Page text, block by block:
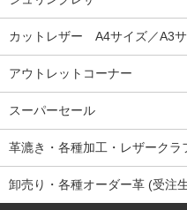
カットレザー A4サイズ／A3
アウトレットコーナー
スーパーセール
革漉き・各種加工・レザークラ
卸売り・各種オーダー革 (受注